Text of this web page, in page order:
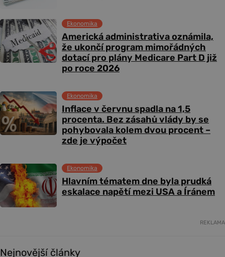
Americká administrativa oznámila,
že ukončí program mimořádných
dotací pro plány Medicare Part D již
po roce 2026
Ekonomika
Inflace v červnu spadla na 1,5
procenta. Bez zásahů vlády by se
pohybovala kolem dvou procent –
zde je výpočet
Ekonomika
Hlavním tématem dne byla prudká
eskalace napětí mezi USA a Íránem
Ekonomika
REKLAMA
Nejnovější články